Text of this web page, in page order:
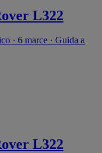
L322
· 6 marce · Guida a
L322